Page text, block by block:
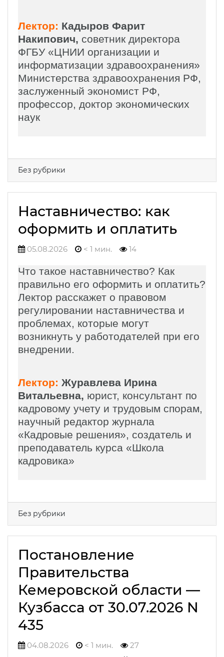
Лектор: Кадыров Фарит
Накипович, советник директора
ФГБУ «ЦНИИ организации и
информатизации здравоохранения»
Министерства здравоохранения РФ,
заслуженный экономист РФ,
профессор, доктор экономических
наук
Без рубрики
Наставничество: как
оформить и оплатить
05.08.2026 < 1 мин. 14
Что такое наставничество? Как
правильно его оформить и оплатить?
Лектор расскажет о правовом
регулировании наставничества и
проблемах, которые могут
возникнуть у работодателей при его
внедрении.
Лектор: Журавлева Ирина
Витальевна, юрист, консультант по
кадровому учету и трудовым спорам,
научный редактор журнала
«Кадровые решения», создатель и
преподаватель курса «Школа
кадровика»
Без рубрики
Постановление
Правительства
Кемеровской области —
Кузбасса от 30.07.2026 N
435
04.08.2026 < 1 мин. 27